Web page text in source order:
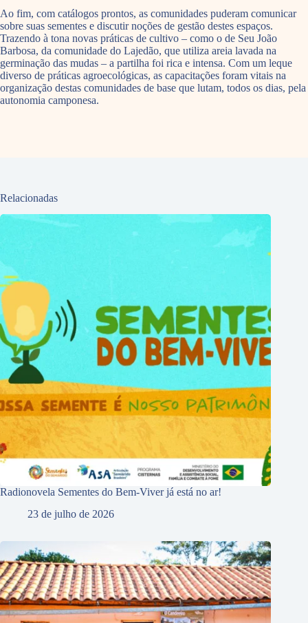
Ao fim, com catálogos prontos, as comunidades puderam comunicar
sobre suas sementes e discutir noções de gestão destes espaços.
Trazendo à tona novas práticas de cultivo – como o de Seu João
Barbosa, da comunidade do Lajedão, que utiliza areia lavada na
germinação das mudas – a partilha foi rica e intensa. Com um leque
diverso de práticas agroecológicas, as capacitações foram vitais na
organização destas comunidades de base que lutam, todos os dias, pela
autonomia camponesa.
Relacionadas
Radionovela Sementes do Bem-Viver já está no ar!
23 de julho de 2026